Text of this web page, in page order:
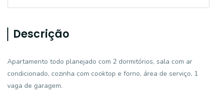
Descrição
Apartamento todo planejado com 2 dormitórios, sala com ar
condicionado, cozinha com cooktop e forno, área de serviço, 1
vaga de garagem.